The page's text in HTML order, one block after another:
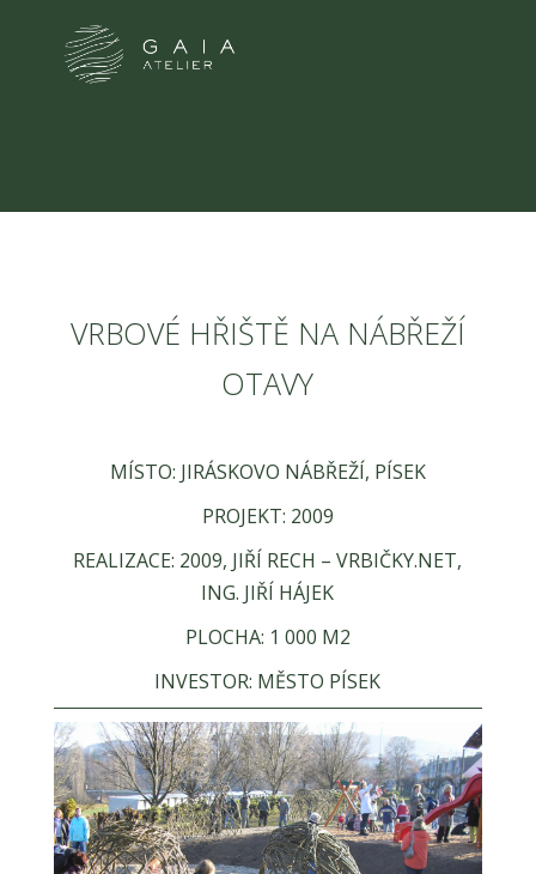
VRBOVÉ HŘIŠTĚ NA NÁBŘEŽÍ
OTAVY
MÍSTO: JIRÁSKOVO NÁBŘEŽÍ, PÍSEK
PROJEKT: 2009
REALIZACE: 2009, JIŘÍ RECH – VRBIČKY.NET,
ING. JIŘÍ HÁJEK
PLOCHA: 1 000 M2
INVESTOR: MĚSTO PÍSEK